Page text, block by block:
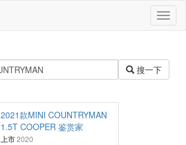
小
查
搜一下
2021款MINI COUNTRYMAN
1.5T COOPER 鉴赏家
上市2020